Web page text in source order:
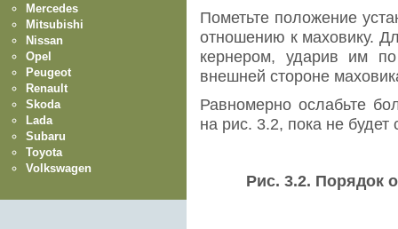
Пометьте положение
отношению к маховику.
кернером, ударив им
внешней стороне
Равномерно ослабьте
на рис. 3.2, пока не
Рис. 3.2. Порядок
Mercedes
Mitsubishi
Nissan
Opel
Peugeot
Renault
Skoda
Lada
Subaru
Toyota
Volkswagen